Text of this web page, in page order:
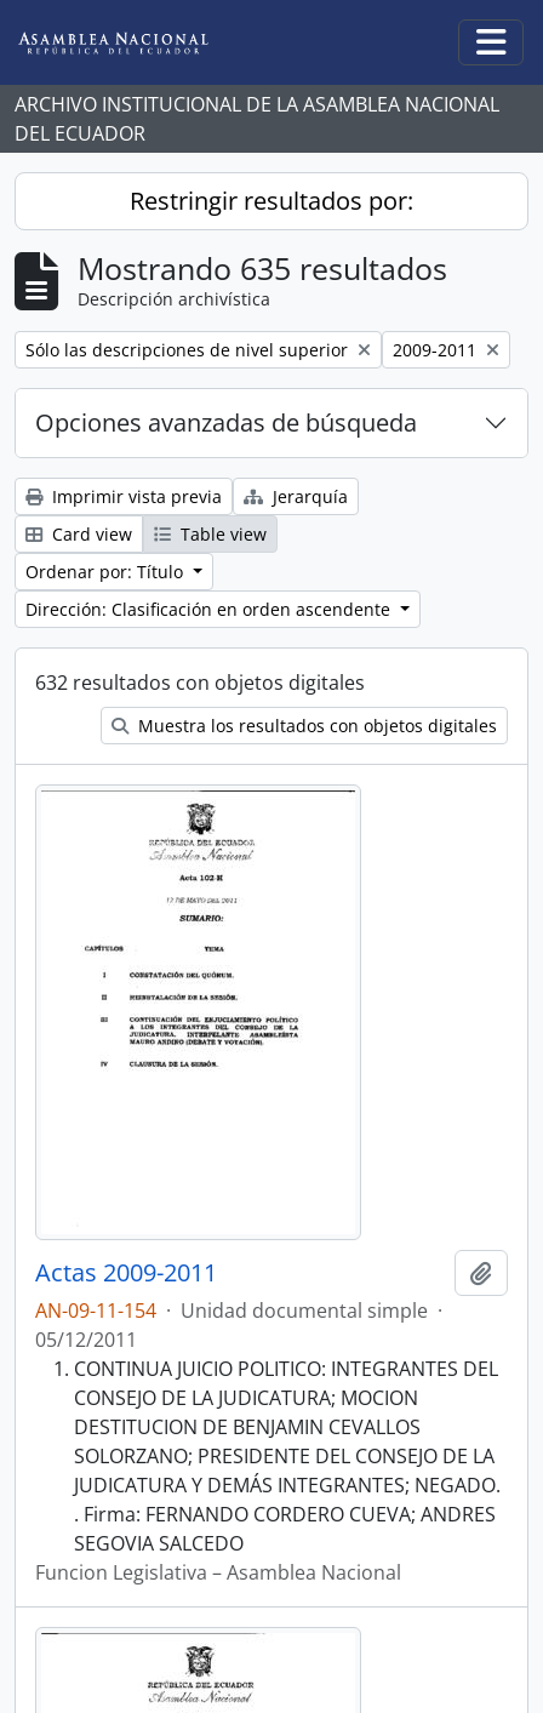
ARCHIVO INSTITUCIONAL DE LA ASAMBLEA NACIONAL
DEL ECUADOR
Restringir resultados por:
Mostrando 635 resultados
Descripción archivística
Remove filter:
Sólo las descripciones de nivel superior Remove filter:
2009-2011
Opciones avanzadas de búsqueda
Imprimir vista previa
Jerarquía
Card view
Table view
Ordenar por: Título
Dirección: Clasificación en orden ascendente
632 resultados con objetos digitales
Muestra los resultados con objetos digitales
Actas 2009-2011
AN-09-11-154 · Unidad documental simple ·
05/12/2011
CONTINUA JUICIO POLITICO: INTEGRANTES DEL
CONSEJO DE LA JUDICATURA; MOCION
DESTITUCION DE BENJAMIN CEVALLOS
SOLORZANO; PRESIDENTE DEL CONSEJO DE LA
JUDICATURA Y DEMÁS INTEGRANTES; NEGADO.
. Firma: FERNANDO CORDERO CUEVA; ANDRES
SEGOVIA SALCEDO
Funcion Legislativa – Asamblea Nacional